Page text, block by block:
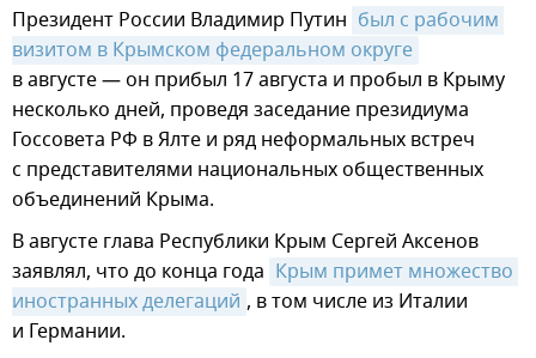
Президент России Владимир Путин был с рабочим
визитом в Крымском федеральном округе
в августе — он прибыл 17 августа и пробыл в Крыму
несколько дней, проведя заседание президиума
Госсовета РФ в Ялте и ряд неформальных встреч
с представителями национальных общественных
объединений Крыма.
В августе глава Республики Крым Сергей Аксенов
заявлял, что до конца года Крым примет множество
иностранных делегаций , в том числе из Италии
и Германии.